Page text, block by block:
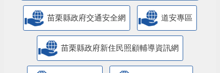
苗栗縣政府交通安全網 道安專區
苗栗縣政府新住民照顧輔導資訊網